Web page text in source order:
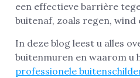
een effectieve barrière
buitenaf, zoals regen, wind
In deze blog leest u alles
buitenmuren en waarom u
professionele